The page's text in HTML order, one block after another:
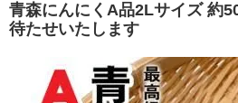
青森にんにくA品2Lサイズ 約
待たせいたします